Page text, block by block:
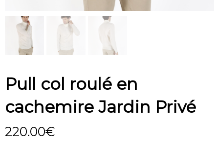
Pull col roulé en
cachemire Jardin Privé
220.00€